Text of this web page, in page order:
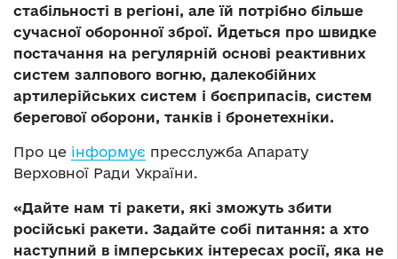
стабільності в регіоні, але їй потрібно більше
сучасної оборонної зброї. Йдеться про швидке
постачання на регулярній основі реактивних
систем залпового вогню, далекобійних
артилерійських систем і боєприпасів, систем
берегової оборони, танків і бронетехніки.
Про це інформує пресслужба Апарату
Верховної Ради України.
«Дайте нам ті ракети, які зможуть збити
російські ракети. Задайте собі питання: а хто
наступний в імперських інтересах росії, яка не